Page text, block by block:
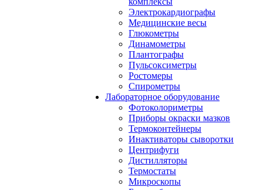
Электрокардиографы
Медицинские весы
Глюкометры
Динамометры
Плантографы
Пульсоксиметры
Ростомеры
Спирометры
Лабораторное оборудование
Фотоколориметры
Приборы окраски мазков
Термоконтейнеры
Инактиваторы сыворотки
Центрифуги
Дистилляторы
Термостаты
Микроскопы